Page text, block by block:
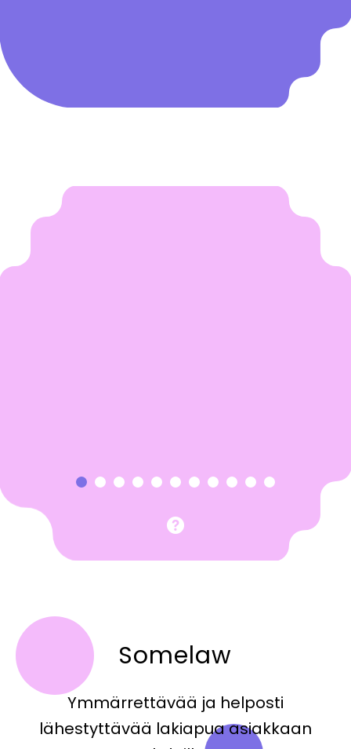
1 2 3 4 5 6 7
Somelaw
Ymmärrettävää ja helposti
lähestyttävää lakiapua asiakkaan